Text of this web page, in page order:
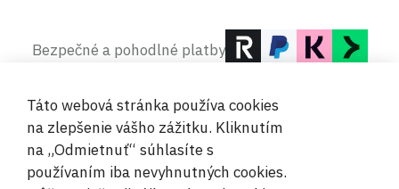
Bezpečné a pohodlné platby
© 2019-2026 Megamix s.r.o.
Táto webová stránka používa cookies
na zlepšenie vášho zážitku. Kliknutím
na „Odmietnuť“ súhlasíte s
používaním iba nevyhnutných cookies.